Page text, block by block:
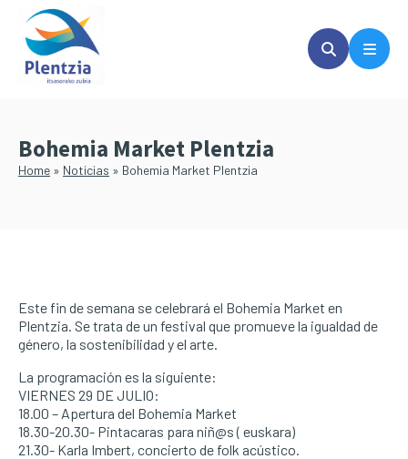
Saltar
contenido
principal
Saltar
Bohemia Market Plentzia
Home » Noticias » Bohemia Market Plentzia
Este fin de semana se celebrará el Bohemia Market en
Plentzia. Se trata de un festival que promueve la igualdad de
género, la sostenibilidad y el arte.
La programación es la siguiente:
VIERNES 29 DE JULIO:
18.00 – Apertura del Bohemia Market
18.30-20.30- Pintacaras para niñ@s ( euskara)
21.30- Karla Imbert, concierto de folk acústico.